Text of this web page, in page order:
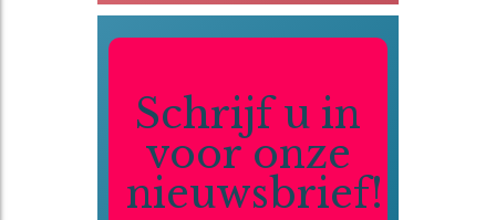
Schrijf u in
voor onze
nieuwsbrief!